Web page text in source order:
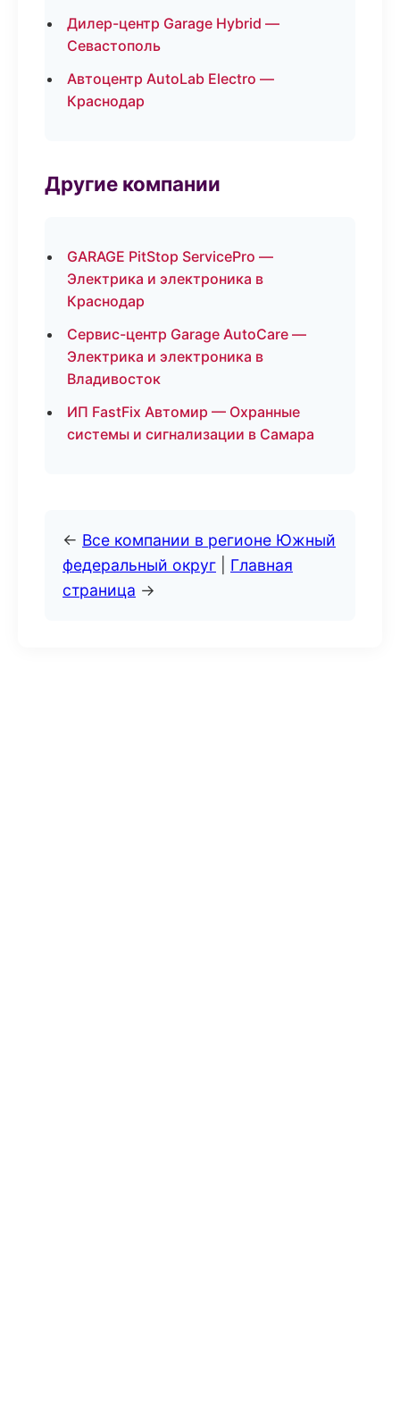
Дилер-центр Garage Hybrid —
Севастополь
Автоцентр AutoLab Electro —
Краснодар
Другие компании
GARAGE PitStop ServicePro —
Электрика и электроника в
Краснодар
Сервис-центр Garage AutoCare —
Электрика и электроника в
Владивосток
ИП FastFix Автомир — Охранные
системы и сигнализации в Самара
← Все компании в регионе Южный
федеральный округ
Главная
страница →